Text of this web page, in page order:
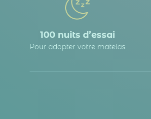
100 nuits d’essai
Pour adopter votre matelas